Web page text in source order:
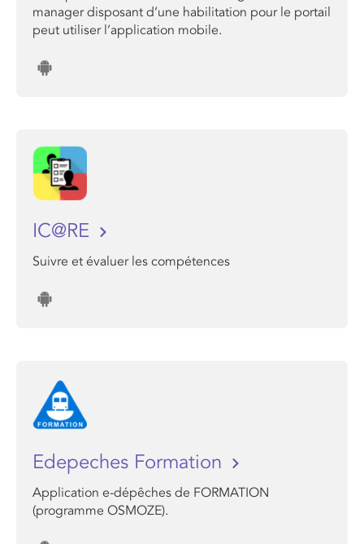
manager disposant d’une habilitation pour le portail
peut utiliser l’application mobile.
IC@RE
Suivre et évaluer les compétences
Edepeches Formation
Application e-dépêches de FORMATION
(programme OSMOZE).